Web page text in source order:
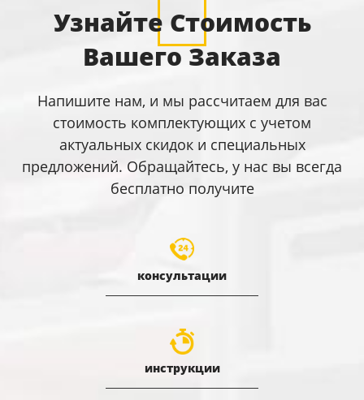
Узнайте Стоимость
Вашего Заказа
Напишите нам, и мы рассчитаем для вас
стоимость комплектующих с учетом
актуальных скидок и специальных
предложений. Обращайтесь, у нас вы всегда
бесплатно получите
консультации
инструкции